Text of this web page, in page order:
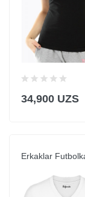
34,900 UZS
Erkaklar